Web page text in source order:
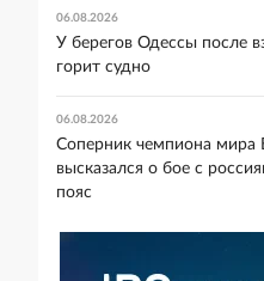
06.08.2026
У берегов Одессы после
горит судно
06.08.2026
Соперник чемпиона мира
высказался о бое с
пояс